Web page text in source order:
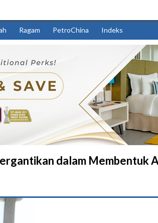
Ragam PetroChina Indeks
dalam Membentuk